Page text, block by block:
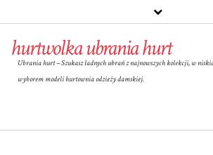
hurtwolka ubrania hurt
Ubrania hurt – Szukasz ładnych ubrań z najnowszych kolekcji, w
wyborem modeli hurtownia odzieży damskiej.